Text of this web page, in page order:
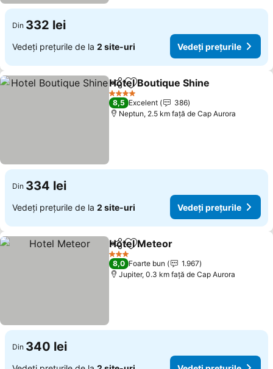
Din 332 lei
Vedeți prețurile de la 2 site-uri Vedeți prețurile
DistribuițiAdăugaţi la favorite
Hotel Boutique Shine
4 Stele
8,5 Excelent
386
Neptun, 2.5 km faţă de Cap Aurora
Din 334 lei
Vedeți prețurile de la 2 site-uri Vedeți prețurile
DistribuițiAdăugaţi la favorite
Hotel Meteor
3 Stele
8,0 Foarte bun
1.967
Jupiter, 0.3 km faţă de Cap Aurora
Din 340 lei